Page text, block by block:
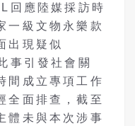
回應陸媒採訪時
一級文物永樂款
出現疑似
事引發社會關
間成立專項工作
全面排查，截至
體未與本次涉事